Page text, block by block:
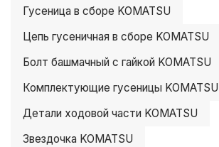
Гусеница в сборе KOMATSU
Цепь гусеничная в сборе KOMATSU
Болт башмачный с гайкой KOMATSU
Комплектующие гусеницы KOMATSU
Детали ходовой части KOMATSU
Звездочка KOMATSU